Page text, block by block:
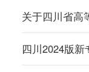
四川2024版